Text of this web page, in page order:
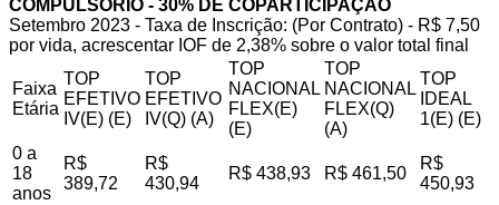
COMPULSÓRIO - 30% DE COPARTICIPAÇÃO
Setembro 2023 - Taxa de Inscrição: (Por Contrato) - R$ 7,50
por vida, acrescentar IOF de 2,38% sobre o valor total final
Faixa
Etária
TOP
EFETIVO
IV(E) (E)
TOP
EFETIVO
IV(Q) (A)
TOP
NACIONAL
FLEX(E)
(E)
TOP
NACIONAL
FLEX(Q)
(A)
TOP
IDEAL
1(E) (E)
0 a
18
anos
R$
389,72
R$
430,94
R$ 438,93 R$ 461,50
R$
450,93